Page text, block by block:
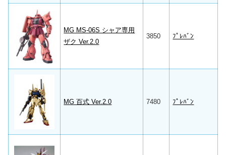
MG MS-06S シャア専用
ザク Ver.2.0
3850 ﾌﾟﾚﾊﾞﾝ
MG 百式 Ver.2.0 7480 ﾌﾟﾚﾊﾞﾝ